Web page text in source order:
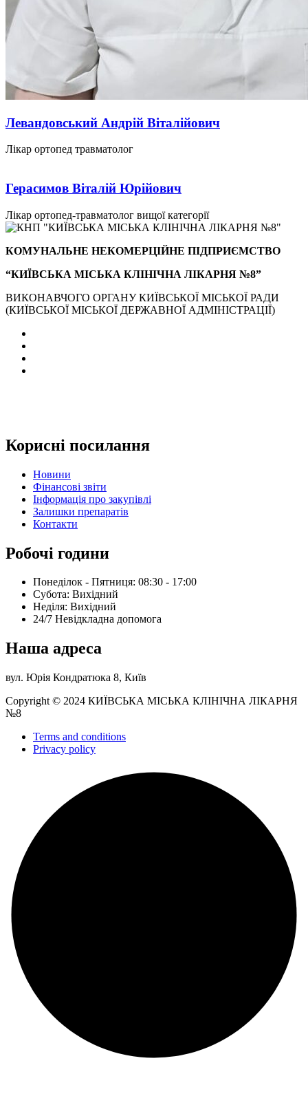
Левандовський Андрій Віталійович
Лікар ортопед травматолог
Герасимов Віталій Юрійович
Лікар ортопед-травматолог вищої категорії
КОМУНАЛЬНЕ НЕКОМЕРЦІЙНЕ ПІДПРИЄМСТВО
“КИЇВСЬКА МІСЬКА КЛІНІЧНА ЛІКАРНЯ №8”
ВИКОНАВЧОГО ОРГАНУ КИЇВСЬКОЇ МІСЬКОЇ РАДИ
(КИЇВСЬКОЇ МІСЬКОЇ ДЕРЖАВНОЇ АДМІНІСТРАЦІЇ)
Корисні посилання
Новини
Фінансові звіти
Інформація про закупівлі
Залишки препаратів
Контакти
Робочі години
Понеділок - Пятниця: 08:30 - 17:00
Субота: Вихідний
Нeділя: Вихідний
24/7 Невідкладна допомога
Наша адреса
вул. Юрія Кондратюка 8, Київ
Copyright © 2024 КИЇВСЬКА МІСЬКА КЛІНІЧНА ЛІКАРНЯ
№8
Terms and conditions
Privacy policy